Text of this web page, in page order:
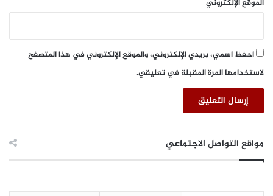
ل
ر
و
ع
ا
ا
ك
و
ي
الموقع الإلكتروني
احفظ اسمي، بريدي الإلكتروني، والموقع الإلكتروني في هذا المتصفح
لاستخدامها المرة المقبلة في تعليقي.
مواقع التواصل الاجتماعي